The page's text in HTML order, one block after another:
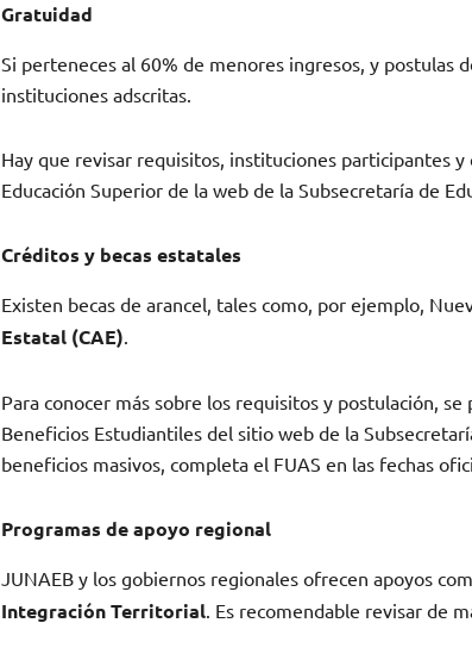
Gratuidad
Si perteneces al 60% de menores ingresos, y postulas
instituciones adscritas.
Hay que revisar requisitos, instituciones participantes
Educación Superior de la web de la Subsecretaría de
Créditos y becas estatales
Existen becas de arancel, tales como, por ejemplo,
Estatal (CAE)
Para conocer más sobre los requisitos y postulación,
Beneficios Estudiantiles del sitio web de la
beneficios masivos, completa el FUAS en las fechas
Programas de apoyo regional
JUNAEB y los gobiernos regionales ofrecen apoyos
Integración Territorial . Es recomendable revisar de